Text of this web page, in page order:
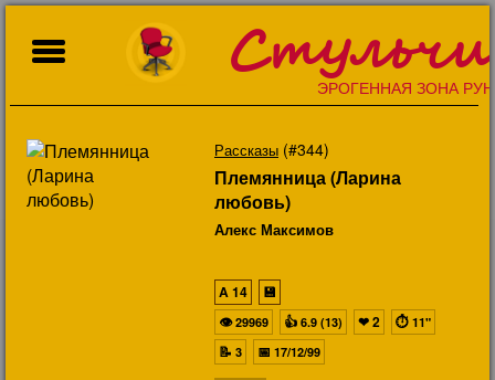
ЭРОГЕННАЯ ЗОНА
Рассказы (#344)
Племянница (Ларина
любовь)
Алекс Максимов
A14
💾
👁29969 👍 6.9 (13) ❤2 ⏱ 11"
📝 3 📅 17/12/99